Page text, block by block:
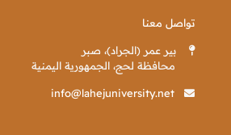
تواصل معنا
بير عمر (الجراد)، صبر
محافظة لحج، الجمهورية اليمنية
info@lahejuniversity.net